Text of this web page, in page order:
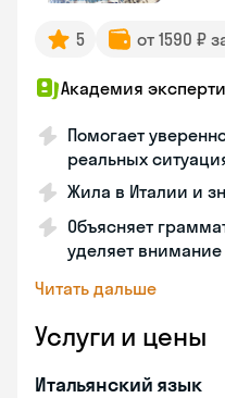
5 от 1590 ₽
Академия
Помогает
реальных
Жила в Италии и
Объясняет
уделяет
Читать дальше
Услуги и цены
Итальянский язык